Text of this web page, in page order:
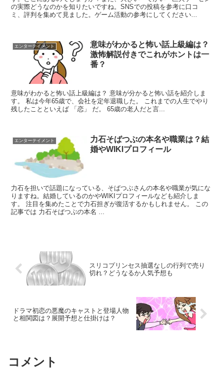
の実際どうなのかを知りたいですね。SNSでの投稿を参考に口コ
ミ、評判を集めて見ました。ゲーム活動の参考にしてください...
エンターテイメント
意味がわかると怖い話上級編は？
激怖解説付きでこれがホントは一
番？
意味がわかると怖い話上級編は？ 意味が分かると怖い話を紹介しま
す。 私は今年65歳で、会社を定年退職した。 これまでの人生でやり
残したことといえば 「恋」 だ。 65歳の老人だと言...
エンターテイメント
力石そばつぶの本名や職業は？結
婚やWIKIプロフィール
力石を担いで話題になっている、そばつぶさんの本名や職業が気にな
りますね。結婚しているのかやWIKIプロフィールなども紹介しま
す。 注目を集めたことで力石担ぎが復活するかもしれません。 この
記事では 力石そばつぶの本名 ...
スリコプリンセス抽選なしの行列で売り
切れ？どうなるか人気予想も
ドラマ初恋の悪魔のキャストと登場人物
と相関図は？展開予想と仕掛けは？
コメント